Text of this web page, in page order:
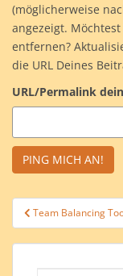
(möglicherweise
angezeigt.
entfernen?
die URL Deines
URL/Permalink
Team Balancing